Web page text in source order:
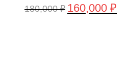
180,000₽ Первоначальная
160,000 ₽